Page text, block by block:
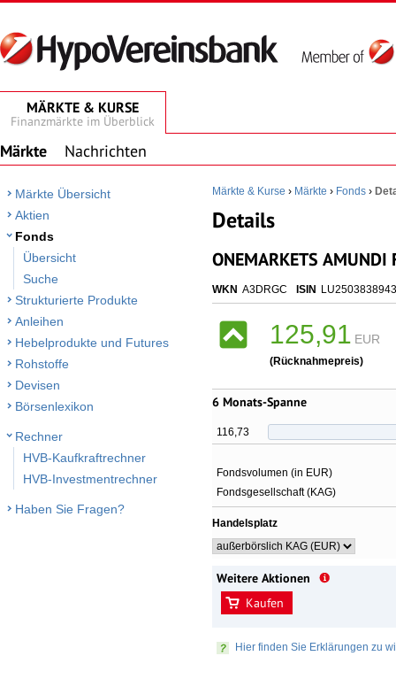
MÄRKTE & KURSE
Finanzmärkte im Überblick
Märkte Nachrichten
Märkte Übersicht
Aktien
Fonds
Übersicht
Suche
Strukturierte Produkte
Anleihen
Hebelprodukte und Futures
Rohstoffe
Devisen
Börsenlexikon
Rechner
HVB-Kaufkraftrechner
HVB-Investmentrechner
Haben Sie Fragen?
Märkte & Kurse › Märkte › Fonds ›
Details
ONEMARKETS AMUNDI
WKN A3DRGC ISIN LU2503838943
125,91 EUR
(Rücknahmepreis)
6 Monats-Spanne
116,73
Fondsvolumen (in EUR)
Fondsgesellschaft (KAG)
Handelsplatz
Weitere Aktionen
Kaufen
Hier finden Sie Erklärungen zu